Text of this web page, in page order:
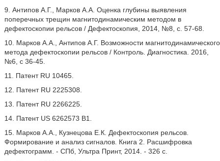
9. Антипов А.Г., Марков А.А. Оценка глубины выявления
поперечных трещин магнитодинамическим методом в
дефектоскопии рельсов / Дефектоскопия, 2014, №8, с. 57-68.
10. Марков А.А., Антипов А.Г. Возможности магнитодинамического
метода дефектоскопии рельсов / Контроль. Диагностика. 2016,
№6, с 36-45.
11. Патент RU 10465.
12. Патент RU 2225308.
13. Патент RU 2266225.
14. Патент US 6262573 B1.
15. Марков А.А., Кузнецова Е.К. Дефектоскопия рельсов.
Формирование и анализ сигналов. Книга 2. Расшифровка
дефектограмм. - СПб, Ультра Принт, 2014. - 326 с.